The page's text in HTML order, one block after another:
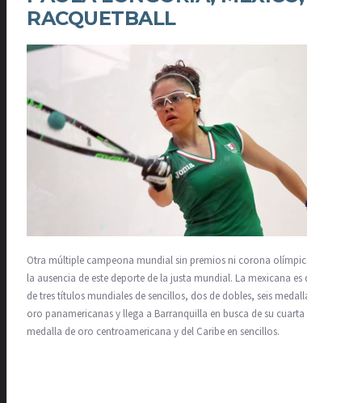
RACQUETBALL
Otra múltiple campeona mundial sin premios ni corona olímpica por
la ausencia de este deporte de la justa mundial. La mexicana es dueña
de tres títulos mundiales de sencillos, dos de dobles, seis medallas de
oro panamericanas y llega a Barranquilla en busca de su cuarta
medalla de oro centroamericana y del Caribe en sencillos.